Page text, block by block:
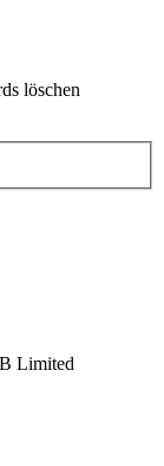
löschen
Limited